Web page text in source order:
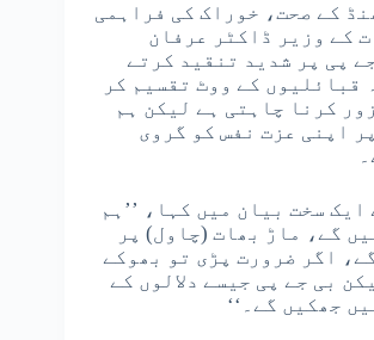
کے صحت، خوراک کی فراہمی
کے وزیر ڈاکٹر عرفان
پی پر شدید تنقید کرتے
قبائلیوں کے ووٹ تقسیم کر
کرنا چاہتی ہے لیکن ہم
اپنی عزت نفس کو گروی
ایک سخت بیان میں کہا، ’’ہم
گے، ماڑ بھات (چاول) پر
اگر ضرورت پڑی تو بھوکے
بی جے پی جیسے دلالوں کے
جھکیں گے۔‘‘